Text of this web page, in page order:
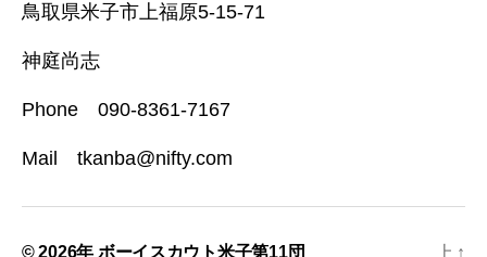
鳥取県米子市上福原5-15-71
神庭尚志
Phone 090-8361-7167
Mail tkanba@nifty.com
© 2026年 ボーイスカウト米子第11団 上 ↑